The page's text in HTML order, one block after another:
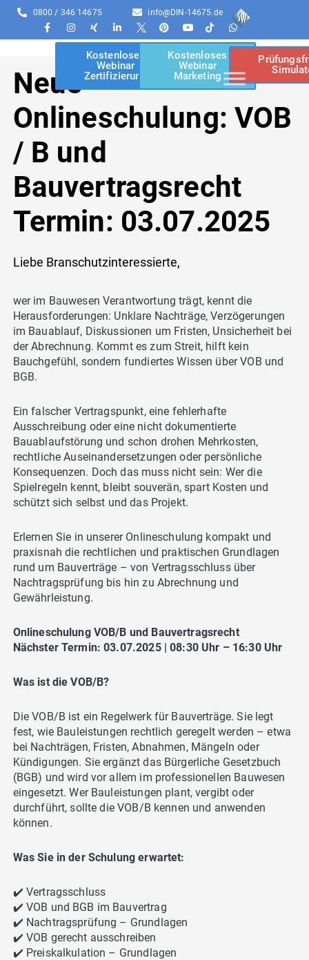
0800 / 346 14675 info@DIN-14675.de
Kostenloses
Webinar
Zertifizierung
Kostenloses
Webinar
Marketing
Neue
Onlineschulung: VOB
/ B und
Bauvertragsrecht
Termin: 03.07.2025
Liebe Branschutzinteressierte,
wer im Bauwesen Verantwortung trägt, kennt die
Herausforderungen: Unklare Nachträge, Verzögerungen
im Bauablauf, Diskussionen um Fristen, Unsicherheit bei
der Abrechnung. Kommt es zum Streit, hilft kein
Bauchgefühl, sondern fundiertes Wissen über VOB und
BGB.
Ein falscher Vertragspunkt, eine fehlerhafte
Ausschreibung oder eine nicht dokumentierte
Bauablaufstörung und schon drohen Mehrkosten,
rechtliche Auseinandersetzungen oder persönliche
Konsequenzen. Doch das muss nicht sein: Wer die
Spielregeln kennt, bleibt souverän, spart Kosten und
schützt sich selbst und das Projekt.
Erlernen Sie in unserer Onlineschulung kompakt und
praxisnah die rechtlichen und praktischen Grundlagen
rund um Bauverträge – von Vertragsschluss über
Nachtragsprüfung bis hin zu Abrechnung und
Gewährleistung.
Onlineschulung VOB/B und Bauvertragsrecht
Nächster Termin: 03.07.2025 | 08:30 Uhr – 16:30 Uhr
Was ist die VOB/B?
Die VOB/B ist ein Regelwerk für Bauverträge. Sie legt
fest, wie Bauleistungen rechtlich geregelt werden – etwa
bei Nachträgen, Fristen, Abnahmen, Mängeln oder
Kündigungen. Sie ergänzt das Bürgerliche Gesetzbuch
(BGB) und wird vor allem im professionellen Bauwesen
eingesetzt. Wer Bauleistungen plant, vergibt oder
durchführt, sollte die VOB/B kennen und anwenden
können.
Was Sie in der Schulung erwartet:
✔️ Vertragsschluss
✔️ VOB und BGB im Bauvertrag
✔️ Nachtragsprüfung – Grundlagen
✔️ VOB gerecht ausschreiben
✔️ Preiskalkulation – Grundlagen